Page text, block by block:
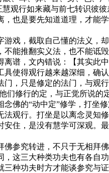
观行如来藏与前七转识
也是要先知道道理，才能
戏，截取自己懂的法义，
能推翻实义法，也不能诋
谱，文内错说：【其实
使得观行越来越深细，确
，只是修定的法门，与观
们修行的定，与正觉所说
佛的“动中定”修学，打
观行。打坐是以离念灵
住，是没有慧学可深观
参究转进，不只于无相
这三大种类功夫也有各
种功夫时方才能谈参究与